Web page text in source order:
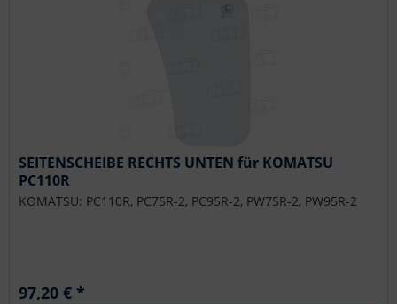
SEITENSCHEIBE RECHTS UNTEN für KOMATSU
PC110R
KOMATSU: PC110R, PC75R-2, PC95R-2, PW75R-2, PW95R-2
97,20 € *